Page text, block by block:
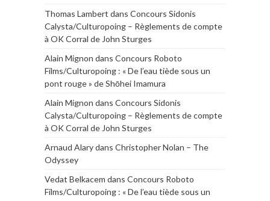
Thomas Lambert dans Concours Sidonis
Calysta/Culturopoing – Règlements de compte
à OK Corral de John Sturges
Alain Mignon dans Concours Roboto
Films/Culturopoing : « De l’eau tiède sous un
pont rouge » de Shōhei Imamura
Alain Mignon dans Concours Sidonis
Calysta/Culturopoing – Règlements de compte
à OK Corral de John Sturges
Arnaud Alarydans Christopher Nolan – The
Odyssey
Vedat Belkacem dans Concours Roboto
Films/Culturopoing : « De l’eau tiède sous un